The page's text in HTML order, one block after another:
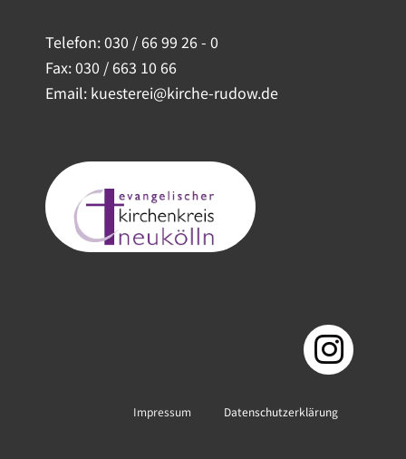
Telefon:030 / 66 99 26 - 0
Fax: 030 / 663 10 66
Email: kuesterei@kirche-rudow.de
Impressum Datenschutzerklärung